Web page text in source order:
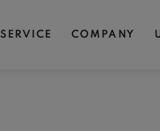
SERVICE COMPANY